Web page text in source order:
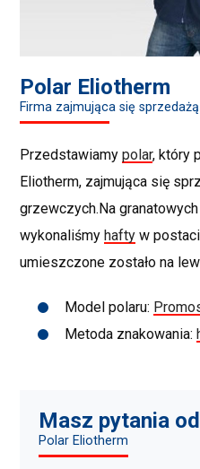
Polar Eliotherm
Firma zajmująca się
Przedstawiamypolar, który
Eliotherm, zajmująca się
grzewczych.Na
wykonaliśmy hafty w
umieszczone zostało na
Model polaru:
Metoda znakowania:
Masz pytania
Polar Eliotherm